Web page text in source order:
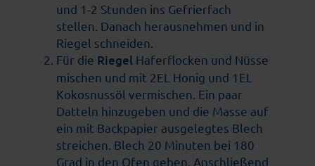
und 1-2 Stunden ins Gefrierfach
stellen. Danach herausnehmen und in
Riegel schneiden.
Für die Riegel Haferflocken und Nüsse
mischen und mit 2EL Honig und 1EL
Kokosnussöl vermischen. Ein paar
Datteln hinzugeben und die Masse auf
ein mit Backpapier ausgelegtes Blech
streichen. Blech 20 Minuten bei 180
Grad in den Ofen geben. Anschließend